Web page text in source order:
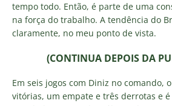
tempo todo. Então, é parte de uma
na força do trabalho. A tendência do
claramente, no meu ponto de vista.
(CONTINUA DEPOIS DA
Em seis jogos com Diniz no comando,
vitórias, um empate e três derrotas e é